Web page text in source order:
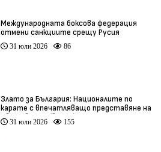
Международната боксова федерация
отмени санкциите срещу Русия
31 юли 2026 86
Злато за България: Националите по
карате с впечатляващо представяне на
Световното (видео)
31 юли 2026 155